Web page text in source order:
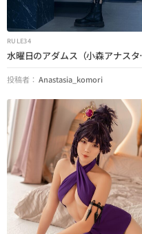
RULE34
水曜日
投稿者： Anastasia_komori